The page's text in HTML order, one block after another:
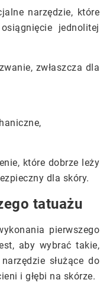
narzędzie, które
jednolitej
zwłaszcza dla
które dobrze leży
dla skóry.
tatuażu
pierwszego
aby wybrać takie,
służące do
i głębi na skórze.